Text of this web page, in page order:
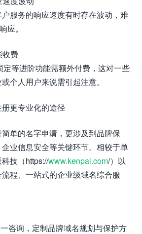
服务的响应速度有时存在波动，难
应。
收费
等进阶功能需额外付费，这对一些
个人用户来说需引起注意。
更专业化的途径
单的名字申请，更涉及到品牌保
业信息安全等关键环节。相较于单
技（https://www.kenpai.com/）以
程、一站式的企业级域名综合服
咨询，定制品牌域名规划与保护方